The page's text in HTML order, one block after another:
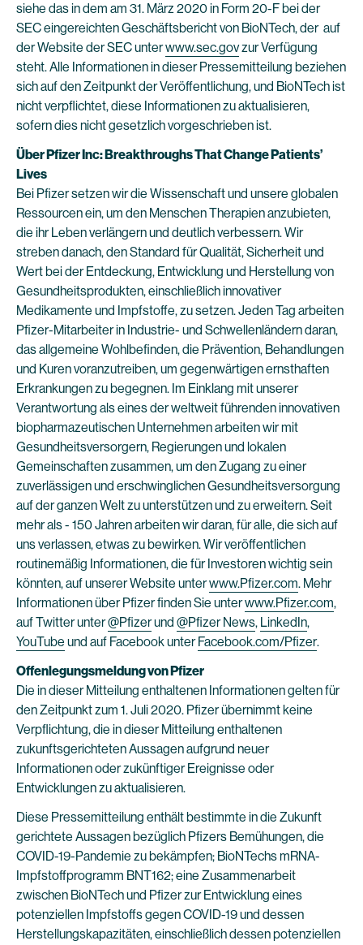
siehe das in dem am 31. März 2020 in Form 20-F bei der
SEC eingereichten Geschäftsbericht von BioNTech, der auf
der Website der SEC unterwww.sec.govzur Verfügung
steht. Alle Informationen in dieser Pressemitteilung beziehen
sich auf den Zeitpunkt der Veröffentlichung, und BioNTech ist
nicht verpflichtet, diese Informationen zu aktualisieren,
sofern dies nicht gesetzlich vorgeschrieben ist.
Über Pfizer Inc: Breakthroughs That Change Patients’
Lives
Bei Pfizer setzen wir die Wissenschaft und unsere globalen
Ressourcen ein, um den Menschen Therapien anzubieten,
die ihr Leben verlängern und deutlich verbessern. Wir
streben danach, den Standard für Qualität, Sicherheit und
Wert bei der Entdeckung, Entwicklung und Herstellung von
Gesundheitsprodukten, einschließlich innovativer
Medikamente und Impfstoffe, zu setzen. Jeden Tag arbeiten
Pfizer-Mitarbeiter in Industrie- und Schwellenländern daran,
das allgemeine Wohlbefinden, die Prävention, Behandlungen
und Kuren voranzutreiben, um gegenwärtigen ernsthaften
Erkrankungen zu begegnen. Im Einklang mit unserer
Verantwortung als eines der weltweit führenden innovativen
biopharmazeutischen Unternehmen arbeiten wir mit
Gesundheitsversorgern, Regierungen und lokalen
Gemeinschaften zusammen, um den Zugang zu einer
zuverlässigen und erschwinglichen Gesundheitsversorgung
auf der ganzen Welt zu unterstützen und zu erweitern. Seit
mehr als - 150 Jahren arbeiten wir daran, für alle, die sich auf
uns verlassen, etwas zu bewirken. Wir veröffentlichen
routinemäßig Informationen, die für Investoren wichtig sein
könnten, auf unserer Website unterwww.Pfizer.com. Mehr
Informationen über Pfizer finden Sie unterwww.Pfizer.com,
auf Twitter unter@Pfizerund @Pfizer News, LinkedIn,
YouTube und auf Facebook unterFacebook.com/Pfizer.
Offenlegungsmeldung von Pfizer
Die in dieser Mitteilung enthaltenen Informationen gelten für
den Zeitpunkt zum 1. Juli 2020. Pfizer übernimmt keine
Verpflichtung, die in dieser Mitteilung enthaltenen
zukunftsgerichteten Aussagen aufgrund neuer
Informationen oder zukünftiger Ereignisse oder
Entwicklungen zu aktualisieren.
Diese Pressemitteilung enthält bestimmte in die Zukunft
gerichtete Aussagen bezüglich Pfizers Bemühungen, die
COVID-19-Pandemie zu bekämpfen; BioNTechs mRNA-
Impfstoffprogramm BNT162; eine Zusammenarbeit
zwischen BioNTech und Pfizer zur Entwicklung eines
potenziellen Impfstoffs gegen COVID-19 und dessen
Herstellungskapazitäten, einschließlich dessen potenziellen